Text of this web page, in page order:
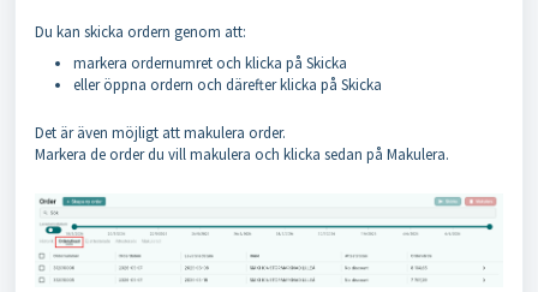
Du kan skicka ordern genom att:
markera ordernumret och klicka på Skicka
eller öppna ordern och därefter klicka på Skicka
Det är även möjligt att makulera order.
Markera de order du vill makulera och klicka sedan på Makulera.